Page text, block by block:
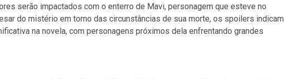
serão impactados com o enterro de Mavi, personagem que esteve no
do mistério em torno das circunstâncias de sua morte, os spoilers indicam
na novela, com personagens próximos dela enfrentando grandes